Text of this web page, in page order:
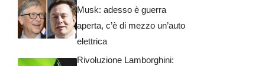
Musk: adesso è guerra
aperta, c’è di mezzo un’auto
elettrica
Rivoluzione Lamborghini: